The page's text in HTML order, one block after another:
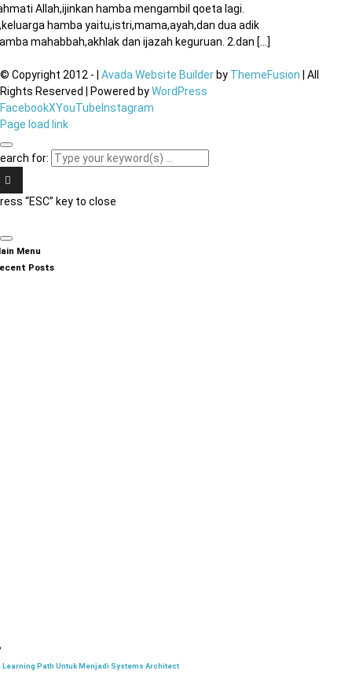
Allah,ijinkan hamba mengambil qoeta lagi.
hamba yaitu,istri,mama,ayah,dan dua adik
mahabbah,akhlak dan ijazah keguruan. 2.dan [...]
© Copyright 2012 - Avada Website Builder by ThemeFusion | All
Rights Reserved | Powered byWordPress
FacebookXYouTube Instagram
Page load link
for:
“ESC” key to close
Menu
Posts
Learning Path Untuk Menjadi Systems Architect